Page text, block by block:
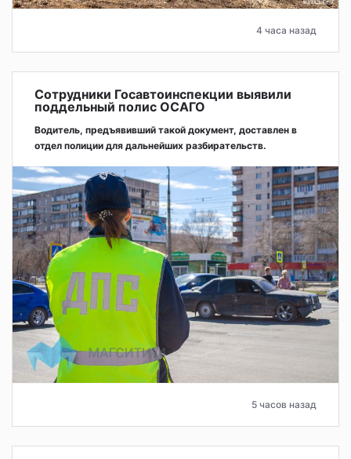
4 часа назад
Сотрудники Госавтоинспекции выявили
поддельный полис ОСАГО
Водитель, предъявивший такой документ, доставлен в
отдел полиции для дальнейших разбирательств.
5 часов назад